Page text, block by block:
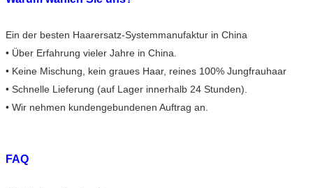
Ein der besten Haarersatz-Systemmanufaktur in China
• Über Erfahrung vieler Jahre in China.
• Keine Mischung, kein graues Haar, reines 100% Jungfrauhaar
• Schnelle Lieferung (auf Lager innerhalb 24 Stunden).
• Wir nehmen kundengebundenen Auftrag an.
FAQ